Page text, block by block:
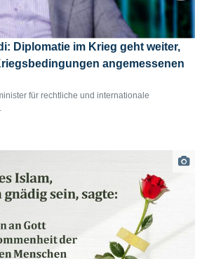
strategischer Partner der
auf dem Weg zu
regionaler Integration
Bergbau und Handel“ betonte auf der zweiten